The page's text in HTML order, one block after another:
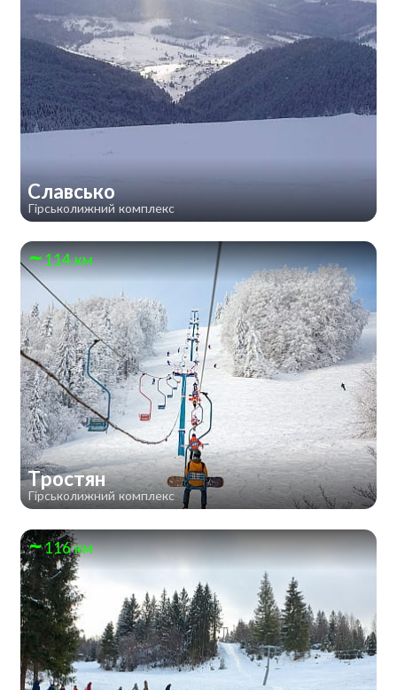
Славсько
Гірськолижний комплекс
114 км
Тростян
Гірськолижний комплекс
116 км